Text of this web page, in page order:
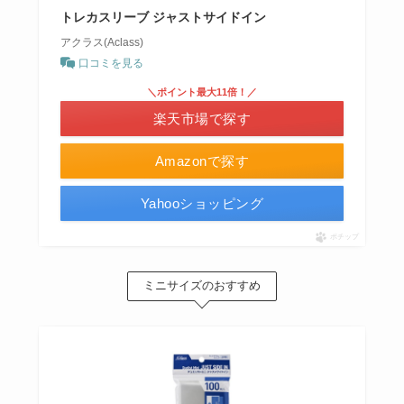
トレカスリーブ ジャストサイドイン
アクラス(Aclass)
口コミを見る
Amazonで探す
＼ポイント最大11倍！／
楽天市場で探す
Yahooショッピング
ポチップ
ミニサイズのおすすめ